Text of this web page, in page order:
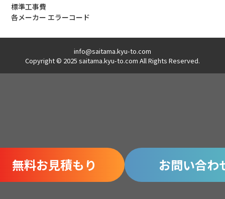
標準工事費
各メーカー エラーコード
info@saitama.kyu-to.com
Copyright © 2025 saitama.kyu-to.com All Rights Reserved.
無料お見積もり お問い合わ